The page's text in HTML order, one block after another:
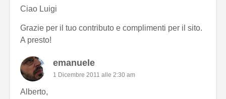
Ciao Luigi
Grazie per il tuo contributo e complimenti per il sito.
A presto!
emanuele
1 Dicembre 2011 alle 2:30 am
Alberto,